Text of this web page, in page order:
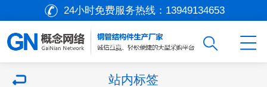
24小时免费服务热线： 13949134653
站内标签